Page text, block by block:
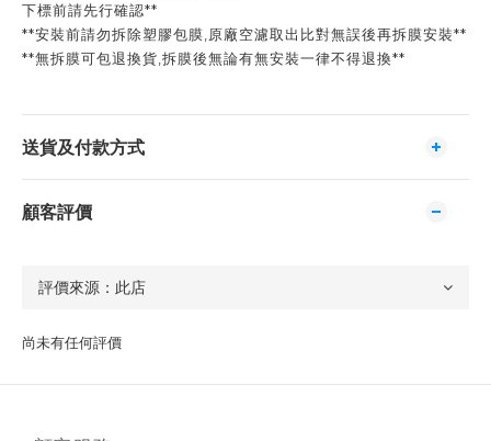
下標前請先行確認**
**安裝前請勿拆除塑膠包膜,原廠空濾取出比對無誤後再拆膜安裝**
**無拆膜可包退換貨,拆膜後無論有無安裝一律不得退換**
送貨及付款方式
顧客評價
尚未有任何評價